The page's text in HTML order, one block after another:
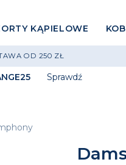
KĄPIELOWE
OD 250 ZŁ
Sprawdź